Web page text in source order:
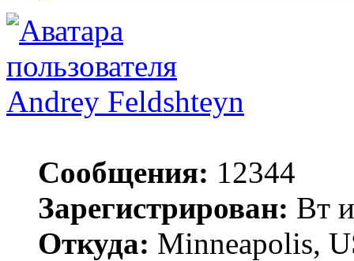
Andrey Feldshteyn
Сообщения: 12344
Зарегистрирован: Вт
Откуда: Minneapolis,